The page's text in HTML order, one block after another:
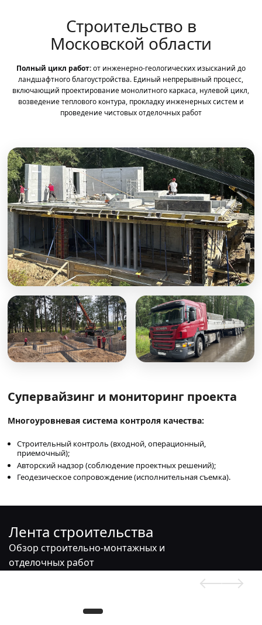
Строительство в
Московской области
Полный цикл работ:от инженерно-геологических изысканий до
ландшафтного благоустройства. Единый непрерывный процесс,
включающий проектирование монолитного каркаса, нулевой цикл,
возведение теплового контура, прокладку инженерных систем и
проведение чистовых отделочных работ
Супервайзинг и мониторинг проекта
Многоуровневая система контроля качества:
Строительный контроль (входной, операционный,
приемочный);
Авторский надзор (соблюдение проектных решений);
Геодезическое сопровождение (исполнительная съемка).
Лента строительства
Обзор строительно-монтажных и
отделочных работ